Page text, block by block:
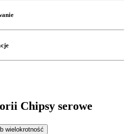
Chipsy serowe
wielokrotność